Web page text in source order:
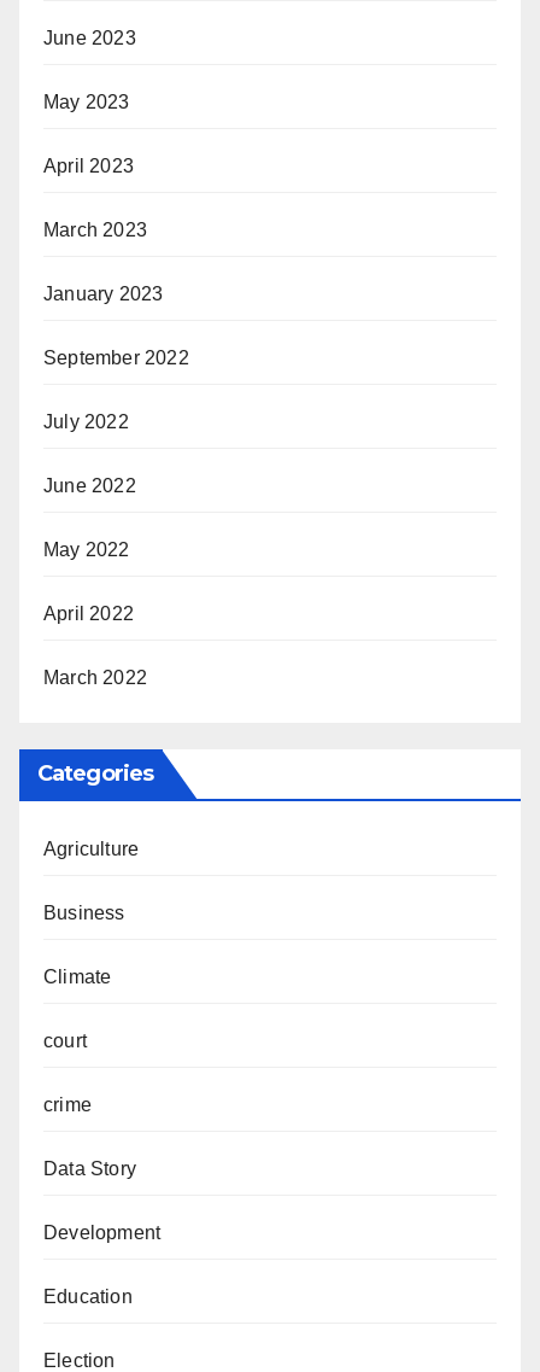
June 2023
May 2023
April 2023
March 2023
January 2023
September 2022
July 2022
June 2022
May 2022
April 2022
March 2022
Categories
Agriculture
Business
Climate
court
crime
Data Story
Development
Education
Election